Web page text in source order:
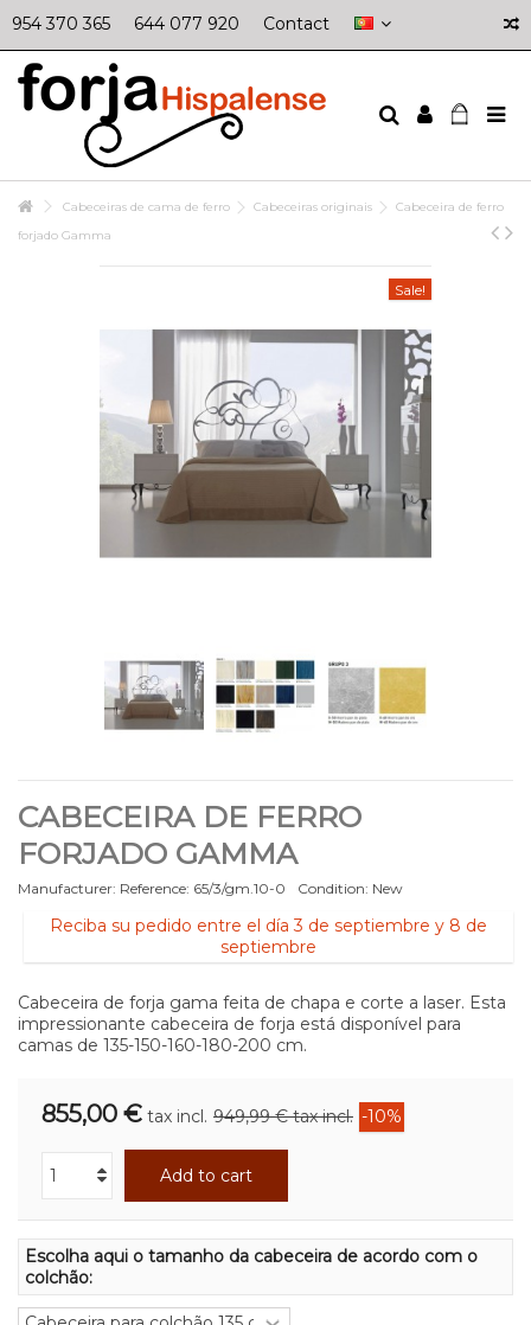
954 370 365 644 077 920 Contact
Cabeceiras de cama de ferro Cabeceiras originais
Cabeceira de ferro
forjado Gamma
Sale!
CABECEIRA DE FERRO
FORJADO GAMMA
Manufacturer: Reference: 65/3/gm.10-0 Condition: New
Reciba su pedido entre el día 3 de septiembre y 8 de
septiembre
Cabeceira de forja gama feita de chapa e corte a laser. Esta
impressionante cabeceira de forja está disponível para
camas de 135-150-160-180-200 cm.
855,00 € tax incl. 949,99 €tax incl. -10%
Add to cart
Escolha aqui o tamanho da cabeceira de acordo com o
colchão: